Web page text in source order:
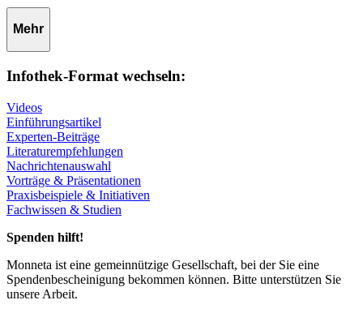
Mehr
Infothek-Format wechseln:
Videos
Einführungsartikel
Experten-Beiträge
Literaturempfehlungen
Nachrichtenauswahl
Vorträge & Präsentationen
Praxisbeispiele & Initiativen
Fachwissen & Studien
Spenden hilft!
Monneta ist eine gemeinnützige Gesellschaft, bei der Sie eine
Spendenbescheinigung bekommen können. Bitte unterstützen Sie
unsere Arbeit.